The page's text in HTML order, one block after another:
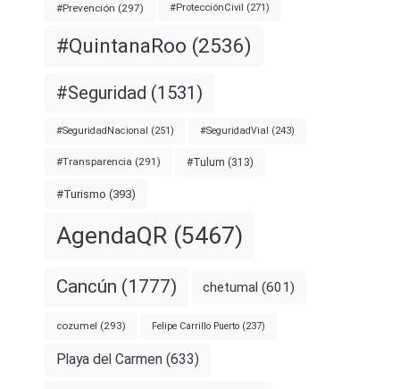
#Prevención (297) #ProtecciónCivil (271)
#QuintanaRoo (2536)
#Seguridad (1531)
#SeguridadNacional (251) #SeguridadVial (243)
#Transparencia (291) #Tulum (313)
#Turismo (393)
AgendaQR (5467)
Cancún (1777) chetumal (601)
cozumel (293) Felipe Carrillo Puerto (237)
Playa del Carmen (633)